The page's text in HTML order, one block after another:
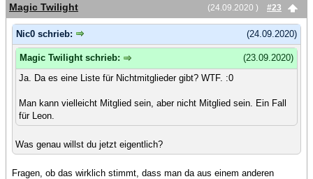
(24.09.2020 )
#23
Magic Twilight
(24.09.2020)
Nic0 schrieb:
(23.09.2020)
Magic Twilight schrieb:
Ja. Da es eine Liste für Nichtmitglieder gibt? WTF. :0
Man kann vielleicht Mitglied sein, aber nicht Mitglied sein. Ein Fall
für Leon.
Was genau willst du jetzt eigentlich?
Fragen, ob das wirklich stimmt, dass man da aus einem anderen